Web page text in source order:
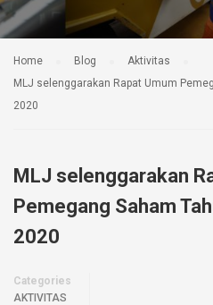
Home Blog
Aktivitas
MLJ selenggarakan Rapat Umum
2020
MLJ selenggarakan
Pemegang Saham
2020
Categories
AKTIVITAS